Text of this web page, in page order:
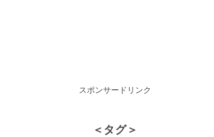
スポンサードリンク
＜タグ＞